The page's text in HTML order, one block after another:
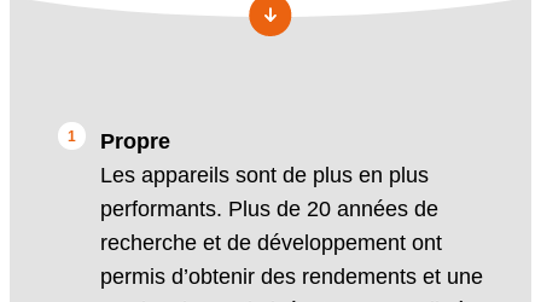
Propre
Les appareils sont de plus en plus
performants. Plus de 20 années de
recherche et de développement ont
permis d’obtenir des rendements et une